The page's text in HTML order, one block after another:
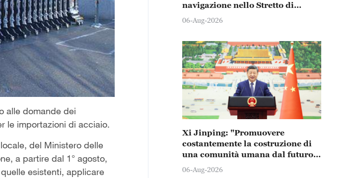
alle domande dei
le importazioni di acciaio.
del Ministero delle
a partire dal 1° agosto,
esistenti, applicare
navigazione nello Stretto di
Hormuz
06-Aug-2026
Xi Jinping: "Promuovere
costantemente la costruzione di
una comunità umana dal futuro
condiviso"
06-Aug-2026